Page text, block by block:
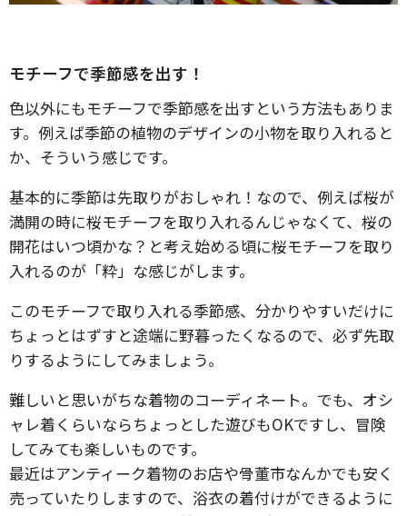
モチーフで季節感を出す！
色以外にもモチーフで季節感を出すという方法もありま
す。例えば季節の植物のデザインの小物を取り入れると
か、そういう感じです。
基本的に季節は先取りがおしゃれ！なので、例えば桜が
満開の時に桜モチーフを取り入れるんじゃなくて、桜の
開花はいつ頃かな？と考え始める頃に桜モチーフを取り
入れるのが「粋」な感じがします。
このモチーフで取り入れる季節感、分かりやすいだけに
ちょっとはずすと途端に野暮ったくなるので、必ず先取
りするようにしてみましょう。
難しいと思いがちな着物のコーディネート。でも、オシ
ャレ着くらいならちょっとした遊びもOKですし、冒険
してみても楽しいものです。
最近はアンティーク着物のお店や骨董市なんかでも安く
売っていたりしますので、浴衣の着付けができるように